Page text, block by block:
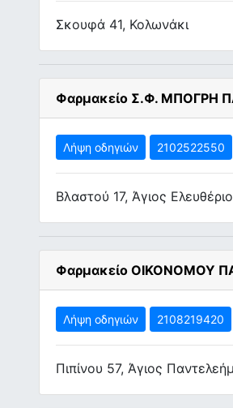
Σκουφά 41, Κολωνάκι
Φαρμακείο Σ.Φ. ΜΠΟΓΡΗ
Λήψη οδηγιών 2102522550
Βλαστού 17, Άγιος
Φαρμακείο ΟΙΚΟΝΟΜΟΥ
Λήψη οδηγιών 2108219420
Πιπίνου 57, Άγιος